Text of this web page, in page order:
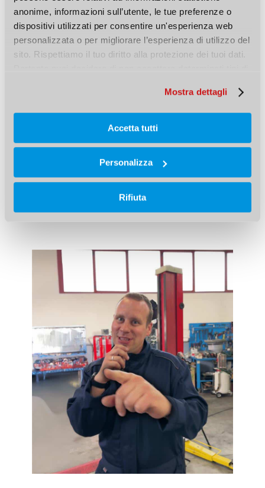
anonime, informazioni sull’utente, le tue preferenze o
dispositivi utilizzati per consentire un'esperienza web
personalizzata o per migliorare l’esperienza di utilizzo del
sito. Rispettiamo il tuo diritto alla protezione dei tuoi dati.
Mostra dettagli
Accetta tutti
Personalizza
Rifiuta
Molto utile
Abbastanza utile